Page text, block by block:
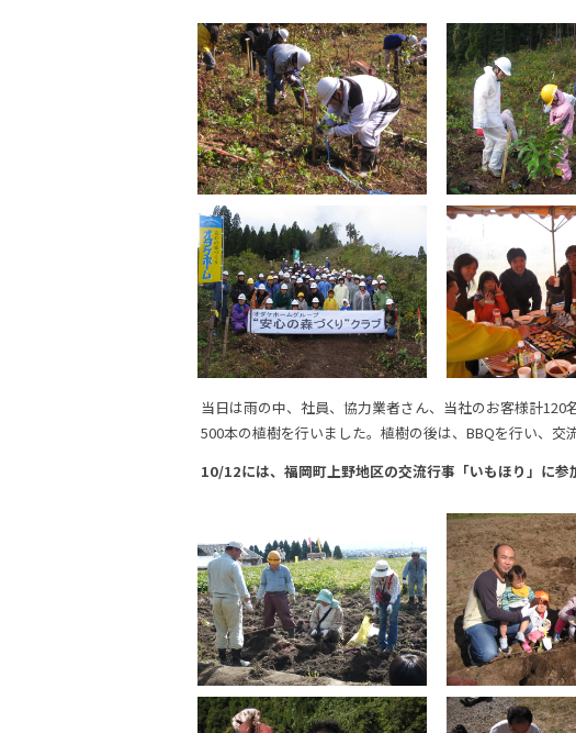
当日は雨の中、社員、協力業者さん、当社のお客様計120
500本の植樹を行いました。植樹の後は、BBQを行い、交
10/12には、福岡町上野地区の交流行事「いもほり」に参